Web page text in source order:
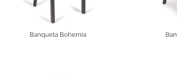
Banqueta Bohemia